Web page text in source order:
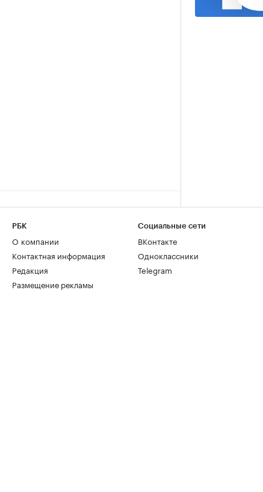
РБК
О компании
Контактная информация
Редакция
Размещение рекламы
Социальные сети
ВКонтакте
Одноклассники
Telegram